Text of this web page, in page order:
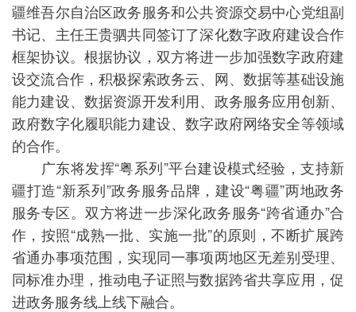
疆维吾尔自治区政务服务和公共资源交易中心党组副
书记、主任王贵驷共同签订了深化数字政府建设合作
框架协议。根据协议，双方将进一步加强数字政府建
设交流合作，积极探索政务云、网、数据等基础设施
能力建设、数据资源开发利用、政务服务应用创新、
政府数字化履职能力建设、数字政府网络安全等领域
的合作。
广东将发挥“粤系列”平台建设模式经验，支持新
疆打造“新系列”政务服务品牌，建设“粤疆”两地政务
服务专区。双方将进一步深化政务服务“跨省通办”合
作，按照“成熟一批、实施一批”的原则，不断扩展跨
省通办事项范围，实现同一事项两地区无差别受理、
同标准办理，推动电子证照与数据跨省共享应用，促
进政务服务线上线下融合。